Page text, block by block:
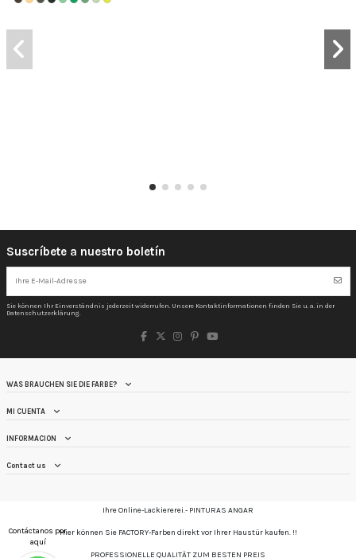
Contáctanos por
aquí
Suscríbete a nuestro boletín
Sie können Ihr Einverständnis jederzeit widerrufen. Unsere Kontaktinformationen finden Sie u. a. in der
Datenschutzerklärung.
WAS BRAUCHEN SIE DIE FARBE?
MI CUENTA
INFORMACION
Contact us
Ihre Online-Lackiererei.- PINTURAS ANGAR
Hier können Sie FACTORY-Farben direkt vor Ihrer Haustür kaufen. !!
PROFESSIONELLE QUALITÄT ZUM BESTEN PREIS